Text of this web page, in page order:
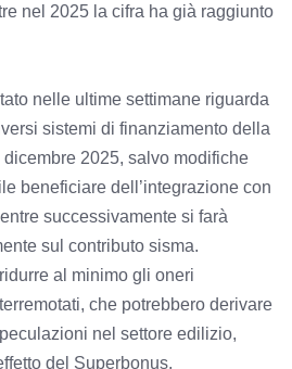
nel 2025 la cifra ha già raggiunto
nelle ultime settimane riguarda
sistemi di finanziamento della
2025, salvo modifiche
beneficiare dell’integrazione con
successivamente si farà
sul contributo sisma.
al minimo gli oneri
che potrebbero derivare
nel settore edilizio,
del Superbonus.